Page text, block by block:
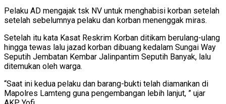
Pelaku AD mengajak tsk NV untuk menghabisi korban setelah
setelah sebelumnya pelaku dan korban menenggak miras.
Setelah itu kata Kasat Reskrim Korban ditikam berulang-ulang
hingga tewas lalu jazad korban dibuang kedalam Sungai Way
Seputih Jembatan Kembar Jalinpantim Seputih Banyak, lalu
ditemukan oleh warga.
“Saat ini kedua pelaku dan barang-bukti telah diamankan di
Mapolres Lamteng guna pengembangan lebih lanjut, ” ujar